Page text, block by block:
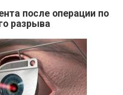
после операции по
разрыва